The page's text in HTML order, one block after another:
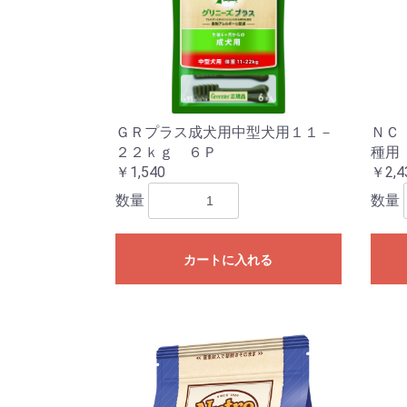
ＧＲプラス成犬用中型犬用１１－
２２ｋｇ ６Ｐ
￥1,540
数量
カートに入れる
Ｎ
種用
￥
数量